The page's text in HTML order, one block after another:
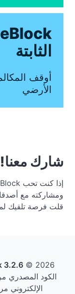
الثابتة
أوقف
الأرضي
شارك معنا!
ومشاركته مع
قلت فرصة تلقيك
3.2.6 © 2026 بواسطة
الكود